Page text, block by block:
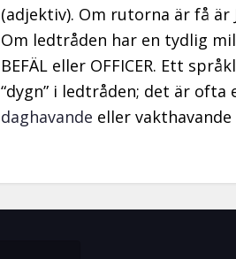
(adjektiv). Om rutorna är få
Om ledtråden har en tydlig
BEFÄL eller OFFICER. Ett
“dygn” i ledtråden; det är
daghavande eller